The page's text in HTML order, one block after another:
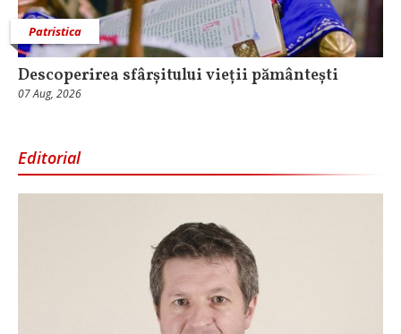
Patristica
Descoperirea sfârșitului vieții pământești
07 Aug, 2026
Editorial